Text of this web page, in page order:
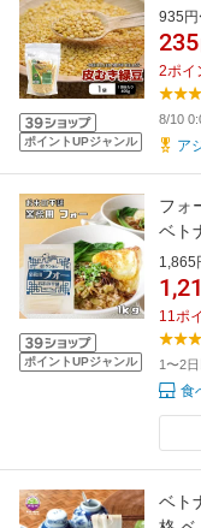
ポイントUPジャンル
935円
235
2ポイ
8/10
ア
ポイントUPジャンル
フォ
ベト
ル 無
1,865
11ポ
1〜2
食
ベト